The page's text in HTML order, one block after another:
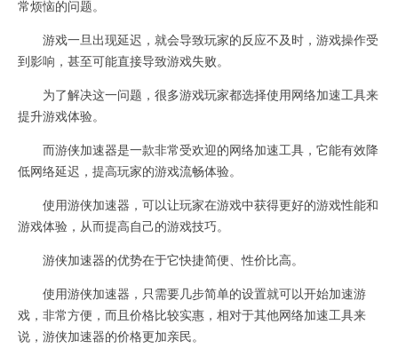
常烦恼的问题。
游戏一旦出现延迟，就会导致玩家的反应不及时，游戏操作受
到影响，甚至可能直接导致游戏失败。
为了解决这一问题，很多游戏玩家都选择使用网络加速工具来
提升游戏体验。
而游侠加速器是一款非常受欢迎的网络加速工具，它能有效降
低网络延迟，提高玩家的游戏流畅体验。
使用游侠加速器，可以让玩家在游戏中获得更好的游戏性能和
游戏体验，从而提高自己的游戏技巧。
游侠加速器的优势在于它快捷简便、性价比高。
使用游侠加速器，只需要几步简单的设置就可以开始加速游
戏，非常方便，而且价格比较实惠，相对于其他网络加速工具来
说，游侠加速器的价格更加亲民。